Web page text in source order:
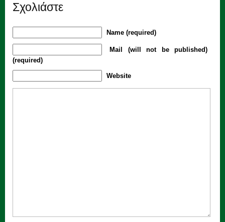
Σχολιάστε
Name (required)
Mail (will not be published)
(required)
Website